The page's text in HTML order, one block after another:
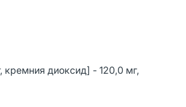
кремния диоксид] - 120,0 мг,